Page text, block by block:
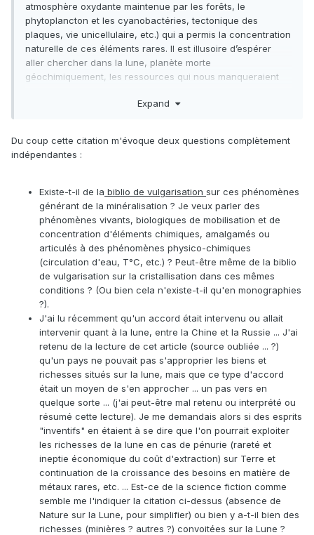
atmosphère oxydante maintenue par les forêts, le
phytoplancton et les cyanobactéries, tectonique des
plaques, vie unicellulaire, etc.) qui a permis la concentration
naturelle de ces éléments rares. Il est illusoire d’espérer
aller chercher dans la lune, planète morte
géochimiquement, les ressources qui nous manqueraient
Bihouix, Philippe; De Guillebon, Benoît. Quel futur pour les
Expand
Du coup cette citation m'évoque deux questions complètement
indépendantes :
Existe-t-il de la biblio de vulgarisation sur ces phénomènes
générant de la minéralisation ? Je veux parler des
phénomènes vivants, biologiques de mobilisation et de
concentration d'éléments chimiques, amalgamés ou
articulés à des phénomènes physico-chimiques
(circulation d'eau, T°C, etc.) ? Peut-être même de la biblio
de vulgarisation sur la cristallisation dans ces mêmes
conditions ? (Ou bien cela n'existe-t-il qu'en monographies
?).
J'ai lu récemment qu'un accord était intervenu ou allait
intervenir quant à la lune, entre la Chine et la Russie ... J'ai
retenu de la lecture de cet article (source oubliée ... ?)
qu'un pays ne pouvait pas s'approprier les biens et
richesses situés sur la lune, mais que ce type d'accord
était un moyen de s'en approcher ... un pas vers en
quelque sorte ... (j'ai peut-être mal retenu ou interprété ou
résumé cette lecture). Je me demandais alors si des esprits
"inventifs" en étaient à se dire que l'on pourrait exploiter
les richesses de la lune en cas de pénurie (rareté et
ineptie économique du coût d'extraction) sur Terre et
continuation de la croissance des besoins en matière de
métaux rares, etc. ... Est-ce de la science fiction comme
semble me l'indiquer la citation ci-dessus (absence de
Nature sur la Lune, pour simplifier) ou bien y a-t-il bien des
richesses (minières ? autres ?) convoitées sur la Lune ?